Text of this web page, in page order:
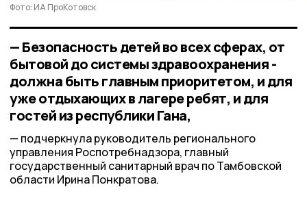
Фото: ИА ПроКотовск
— Безопасность детей во всех сферах, от
бытовой до системы здравоохранения -
должна быть главным приоритетом, и для
уже отдыхающих в лагере ребят, и для
гостей из республики Гана,
подчеркнула руководитель регионального
управления Роспотребнадзора, главный
государственный санитарный врач по Тамбовской
области Ирина Понкратова.